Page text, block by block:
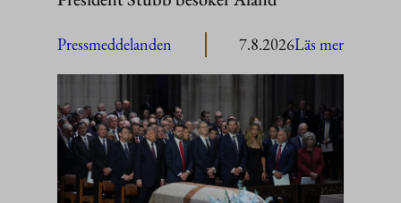
Pressmeddelanden 7.8.2026Läs mer:
besöker